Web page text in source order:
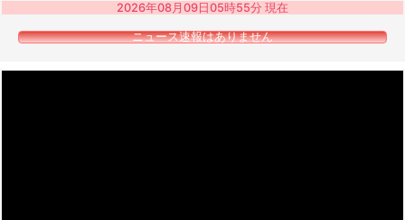
2026年08月09日05時55分 現在
ニュース速報はありません